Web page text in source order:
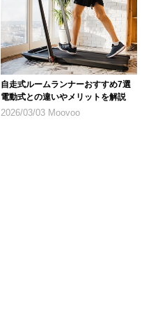
自走式ルームランナーおすすめ7選
電動式との違いやメリットを解説
2026/03/03 Moovoo